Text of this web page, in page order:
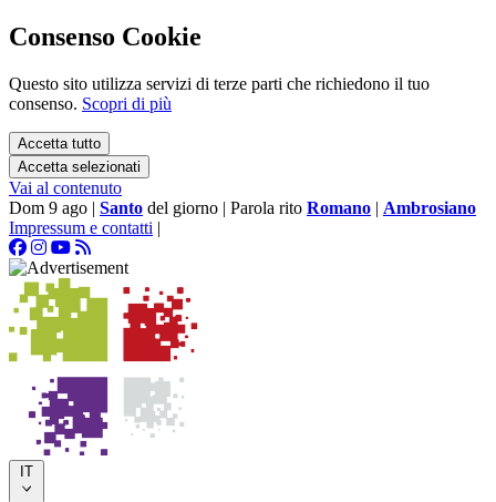
Consenso Cookie
Questo sito utilizza servizi di terze parti che richiedono il tuo
consenso. Scopri di più
Accetta tutto
Accetta selezionati
Vai al contenuto
Dom 9 ago | Santo del giorno | Parola rito Romano | Ambrosiano
Impressum e contatti |
IT